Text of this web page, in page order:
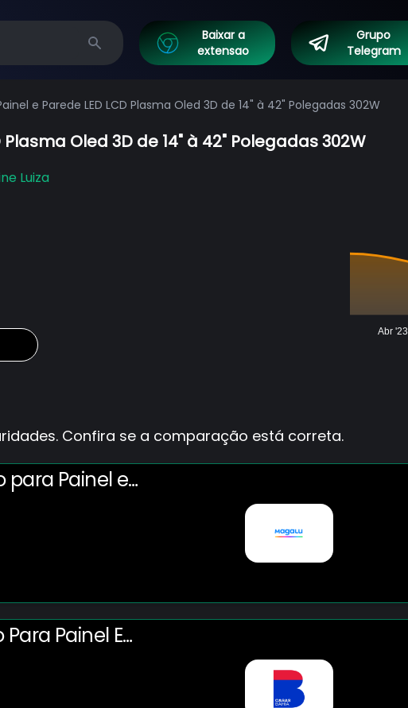
Search
Baixar a
extensao
Grupo
Telegram
e Parede LED LCD Plasma Oled 3D de 14" à 42" Polegadas 302W
Oled 3D de 14" à 42" Polegadas 302W
Luiza
Abr '23
Confira se a comparação está correta.
para Painel e
3D de 14" à 42"
Painel E
3d De 14" à 42"